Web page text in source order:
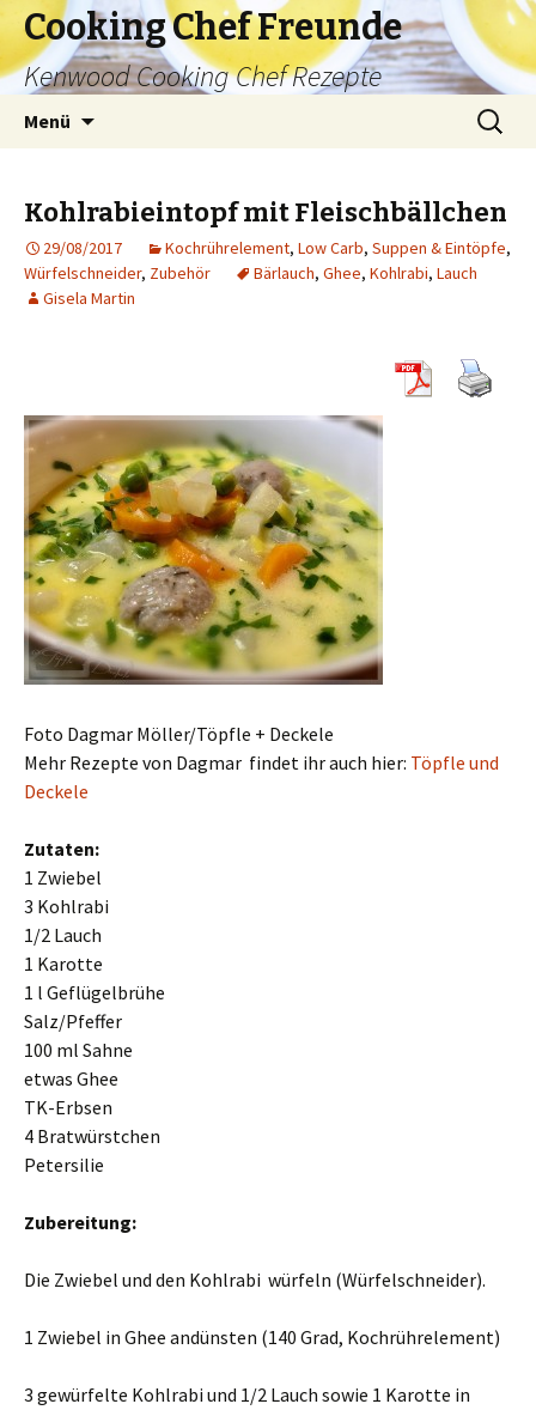
Cooking Chef Freunde
Kenwood Cooking Chef Rezepte
Menü
Suche
nach:
Kohlrabieintopf mit Fleischbällchen
29/08/2017 Kochrührelement, Low Carb, Suppen & Eintöpfe,
Würfelschneider, Zubehör Bärlauch, Ghee, Kohlrabi, Lauch
Gisela Martin
Foto Dagmar Möller/Töpfle + Deckele
Mehr Rezepte von Dagmar findet ihr auch hier: Töpfle und
Deckele
Zutaten:
1 Zwiebel
3 Kohlrabi
1/2 Lauch
1 Karotte
1 l Geflügelbrühe
Salz/Pfeffer
100 ml Sahne
etwas Ghee
TK-Erbsen
4 Bratwürstchen
Petersilie
Zubereitung:
Die Zwiebel und den Kohlrabi würfeln (Würfelschneider).
1 Zwiebel in Ghee andünsten (140 Grad, Kochrührelement)
3 gewürfelte Kohlrabi und 1/2 Lauch sowie 1 Karotte in